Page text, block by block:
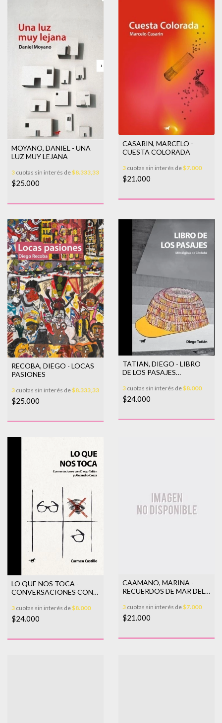
MOYANO, DANIEL - UNA
LUZ MUY LEJANA
3 cuotas sin interés de$8.333,33
$25.000
CASARIN, MARCELO -
CUESTA COLORADA
3 cuotas sin interés de$7.000
$21.000
RECOBA, DIEGO - LOCAS
PASIONES
3 cuotas sin interés de$8.333,33
$25.000
TATIAN, DIEGO - LIBRO
DE LOS PASAJES
CORDOBA
3 cuotas sin interés de$8.000
$24.000
LO QUE NOS TOCA -
CONVERSACIONES CON
3 cuotas sin interés de$8.000
$24.000
CAAMANO, MARINA -
RECUERDOS DE MAR DEL
3 cuotas sin interés de$7.000
$21.000